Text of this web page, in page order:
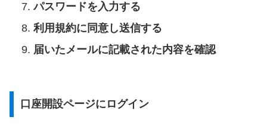
パスワードを入力する
利用規約に同意し送信する
届いたメールに記載された内容を確認
口座開設ページにログイン